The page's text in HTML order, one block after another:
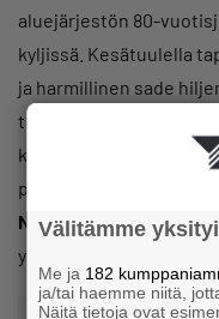
aluejärjestön 80-
kyljissä. Kesätuulella
ja harmillinen sade
torikävijöitäkin oli toki
kiinnostuneet rekasta
poppoo sai yhdessä
Nylundinkanssa
yrittäjäjärjestön
Välitämme
Me ja 182
ja/tai haemme niitä,
Näitä tietoja ovat